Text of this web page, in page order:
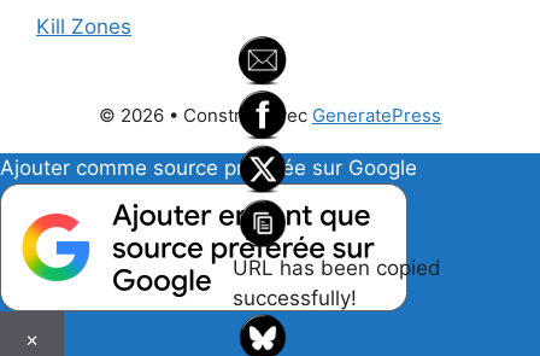
Kill Zones
© 2026 • Construit avec GeneratePress
URL has been copied
successfully!
Ajouter comme source préférée sur Google
×